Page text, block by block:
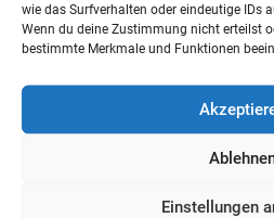
wie das Surfverhalten oder eindeutige IDs
Wenn du deine Zustimmung nicht erteilst
bestimmte Merkmale und Funktionen
Einstellungen
Abnahme des deutschen
Mehr erfahren